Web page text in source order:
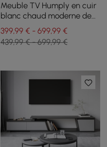
Meuble TV Humply en cuir
blanc chaud moderne de
2000 mm avec console
multimédia à 8 tiroirs
399,99 € - 699,99 €
439,99 € - 699,99 €